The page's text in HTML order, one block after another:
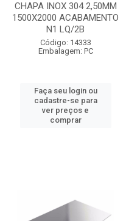
CHAPA INOX 304 2,50MM
1500X2000 ACABAMENTO
N1 LQ/2B
Código: 14333
Embalagem: PC
Faça seu login ou
cadastre-se para
ver preços e
comprar